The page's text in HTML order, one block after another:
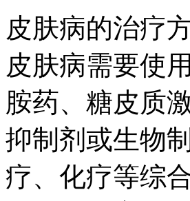
皮肤病的治疗
皮肤病需要使
胺药、糖皮质
抑制剂或生物
疗、化疗等综